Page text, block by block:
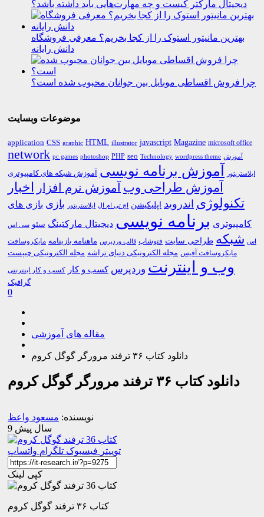
دیجیتال مارکتر کیست و چه مهارت‌هایی باید داشته باشد؟
بهترین مانیتور استوک را از کجا بخریم؟ معرفی فروشگاه
دانش رایانه
چرا فروش اقساطی موبایل بین جوانان محبوب شده است؟
موضوعات وبسایت
application CSS graphic HTML illustrator javascript Magazine microsoft office
network pc games photoshop PHP seo Technology wordpress theme آموزش
ایلاستریتور آموزش برنامه نویسی آموزش شبکه های کامپیوتری
آموزش طراحی وب آموزش نرم افزار اخبار
تکنولوژی اندروید اپلیکیشن اچ تی ام ال ایلاستریتور بازی بازی های
کامپیوتری برنامه نویسی دیجیتال مارکتینگ سئو سی اس
اس شبکه طراحی سایت فتوشاپ قالب وردپرس ماهنامه بازینامه مایکروسافت
مایکروسافت آفیس مجله الکترونیکی دنیای تراشه مجله الکترونیکی چیپست
وب و اینترنت وردپرس کسب و کار کسب و کار اینترنتی
گرافیک
0
مقاله های آموزشی
دانلود کتاب ۳۶ ترفند مرورگر گوگل کروم
دانلود کتاب ۳۶ ترفند مرورگر گوگل کروم
نویسنده: مسعود واعظ
9 سال پیش
توییتر فیسبوک تلگرام واتساپ
کپی لینک
کتاب ۳۶ ترفند گوگل کروم